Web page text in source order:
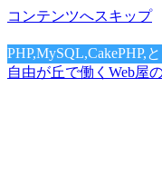
コンテンツへスキップ
PHP,MySQL,CakePHP,
自由が丘で働くWeb屋